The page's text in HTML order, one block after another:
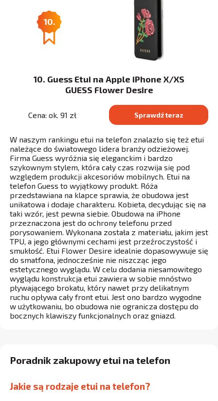
10.
10. Guess Etui na Apple iPhone X/XS
GUESS Flower Desire
Cena: ok. 91 zł Sprawdź teraz
W naszym rankingu etui na telefon znalazło się też etui
należące do światowego lidera branży odzieżowej.
Firma Guess wyróżnia się eleganckim i bardzo
szykownym stylem, która cały czas rozwija się pod
względem produkcji akcesoriów mobilnych. Etui na
telefon Guess to wyjątkowy produkt. Róża
przedstawiana na klapce sprawia, że obudowa jest
unikatowa i dodaje charakteru. Kobieta, decydując się na
taki wzór, jest pewna siebie. Obudowa na iPhone
przeznaczona jest do ochrony telefonu przed
porysowaniem. Wykonana została z materiału, jakim jest
TPU, a jego głównymi cechami jest przeźroczystość i
smukłość. Etui Flower Desire idealnie dopasowywuje się
do smatfona, jednocześnie nie niszcząc jego
estetycznego wyglądu. W celu dodania niesamowitego
wyglądu konstrukcja etui zawiera w sobie mnóstwo
pływającego brokatu, który nawet przy delikatnym
ruchu opływa cały front etui. Jest ono bardzo wygodne
w użytkowaniu, bo obudowa nie ogranicza dostępu do
bocznych klawiszy funkcjonalnych oraz gniazd.
Poradnik zakupowy etui na telefon
Jakie są rodzaje etui na telefon?